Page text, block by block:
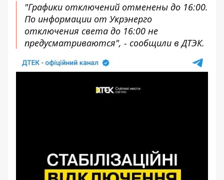
"Графики отключений отменены до 16:00.
По информации от Укрэнерго
отключения света до 16:00 не
предусматриваются", - сообщили в ДТЭК.